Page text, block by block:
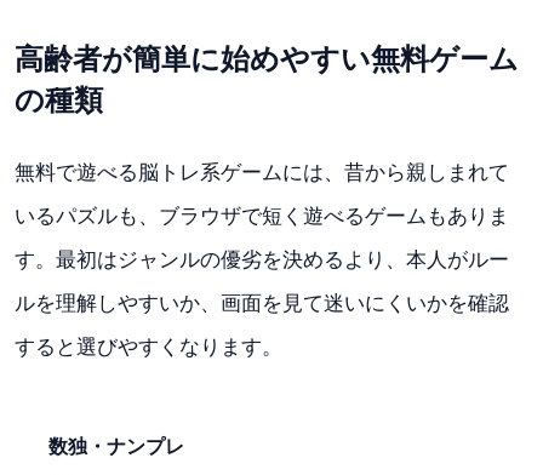
高齢者が簡単に始めやすい無料ゲーム
の種類
無料で遊べる脳トレ系ゲームには、昔から親しまれて
いるパズルも、ブラウザで短く遊べるゲームもありま
す。最初はジャンルの優劣を決めるより、本人がルー
ルを理解しやすいか、画面を見て迷いにくいかを確認
すると選びやすくなります。
数独・ナンプレ